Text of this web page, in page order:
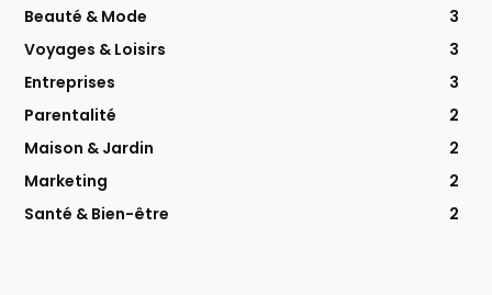
Beauté & Mode
3
Voyages & Loisirs
3
Entreprises
3
Parentalité
2
Maison & Jardin
2
Marketing
2
Santé & Bien-être
2